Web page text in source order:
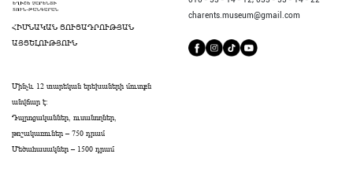
ՀԻՄՆԱԿԱՆ ՑՈՒՑԱԴՐՈՒԹՅԱՆ
ԱՅՑԵԼՈՒԹՅՈՒՆ
Մինչև 12 տարեկան երեխաների մուտքն
անվճար է։
Դպրոցականներ, ուսանողներ,
թոշակառուներ – 750 դրամ
Մեծահասակներ – 1500 դրամ
charents.museum@gmail.com